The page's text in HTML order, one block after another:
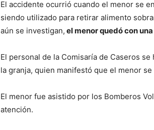
El accidente ocurrió cuando el menor se
siendo utilizado para retirar alimento
aún se investigan, el menor quedó con
El personal de la Comisaría de Caseros
la granja, quien manifestó que el menor
El menor fue asistido por los Bomberos
atención.